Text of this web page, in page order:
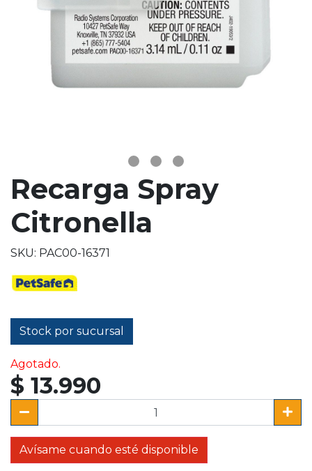
Recarga Spray
Citronella
SKU: PAC00-16371
Stock por sucursal
Agotado.
$ 13.990
Avísame cuando esté disponible